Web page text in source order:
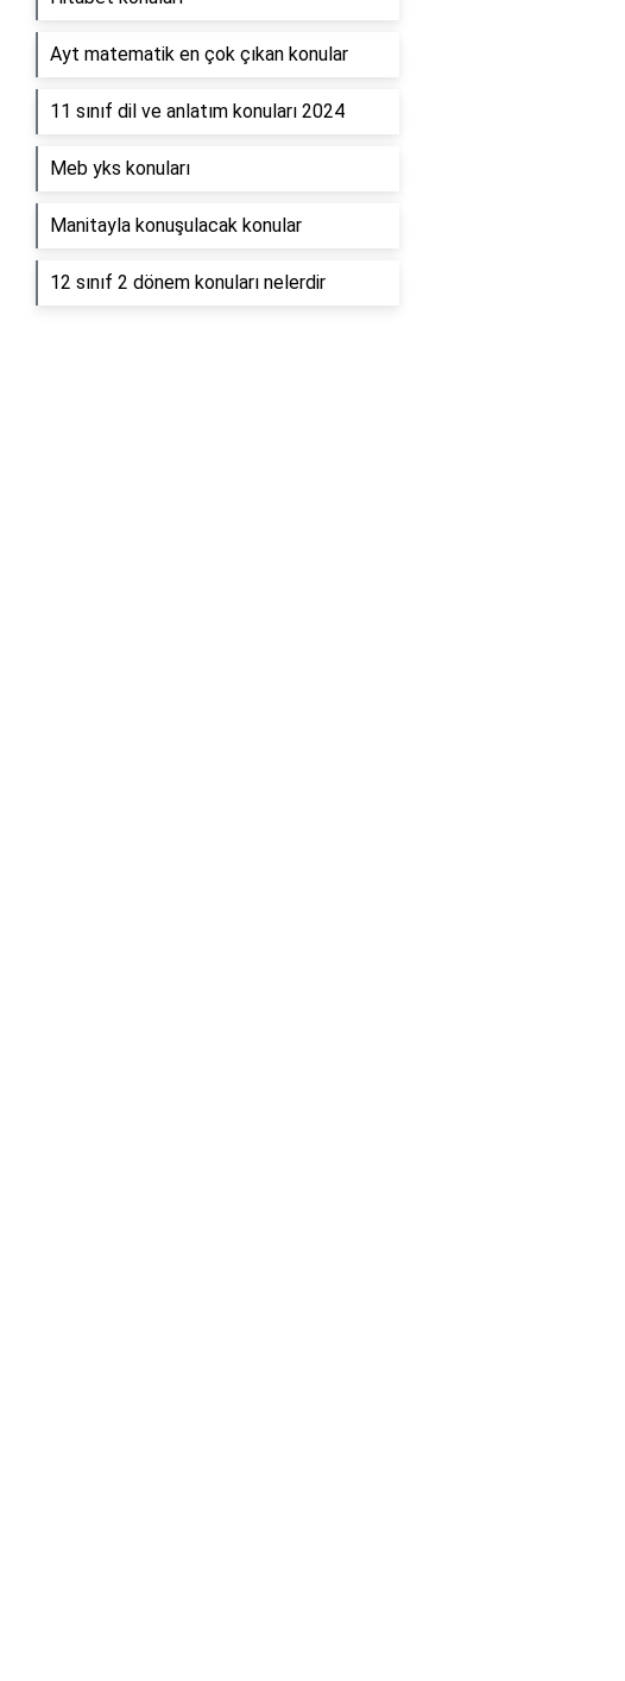
Ayt matematik en çok çıkan konular
11 sınıf dil ve anlatım konuları 2024
Meb yks konuları
Manitayla konuşulacak konular
12 sınıf 2 dönem konuları nelerdir